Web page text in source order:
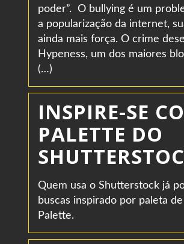
poder”. O bullying é um
a popularização da internet,
ainda mais força. O crime
Hypeness, um dos maiores
(…)
INSPIRE-SE
PALETTE DO
Quem usa o Shutterstock já
buscas inspirado por paleta
Palette.